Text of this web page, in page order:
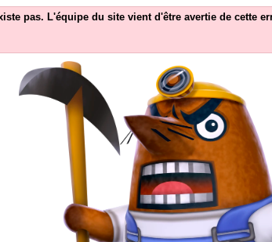
pas. L'équipe du site vient d'être avertie de cette